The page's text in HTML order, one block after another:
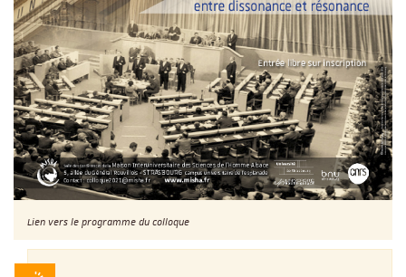
Lien vers le programme du colloque